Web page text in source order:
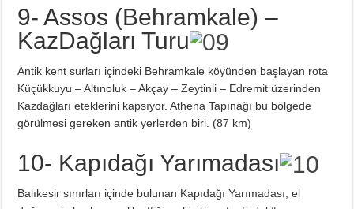
9- Assos (Behramkale) –
KazDağları Turu
Antik kent surları içindeki Behramkale köyünden başlayan rota
Küçükkuyu – Altınoluk – Akçay – Zeytinli – Edremit üzerinden
Kazdağları eteklerini kapsıyor. Athena Tapınağı bu bölgede
görülmesi gereken antik yerlerden biri. (87 km)
10- Kapıdağı Yarımadası
Balıkesir sınırları içinde bulunan Kapıdağı Yarımadası, el